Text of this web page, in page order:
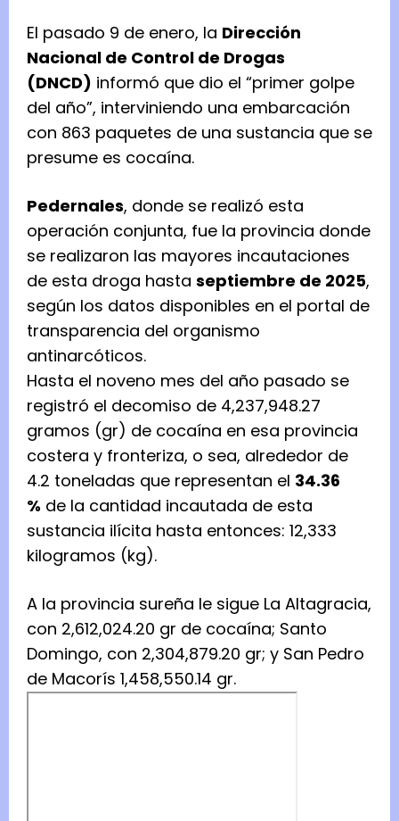
El pasado 9 de enero, la Dirección
Nacional de Control de Drogas
(DNCD) informó que dio el “primer golpe
del año”, interviniendo una embarcación
con 863 paquetes de una sustancia que se
presume es cocaína.
Pedernales, donde se realizó esta
operación conjunta, fue la provincia donde
se realizaron las mayores incautaciones
de esta droga hasta septiembre de 2025,
según los datos disponibles en el portal de
transparencia del organismo
antinarcóticos.
Hasta el noveno mes del año pasado se
registró el decomiso de 4,237,948.27
gramos (gr) de cocaína en esa provincia
costera y fronteriza, o sea, alrededor de
4.2 toneladas que representan el 34.36
% de la cantidad incautada de esta
sustancia ilícita hasta entonces: 12,333
kilogramos (kg).
A la provincia sureña le sigue La Altagracia,
con 2,612,024.20 gr de cocaína; Santo
Domingo, con 2,304,879.20 gr; y San Pedro
de Macorís 1,458,550.14 gr.